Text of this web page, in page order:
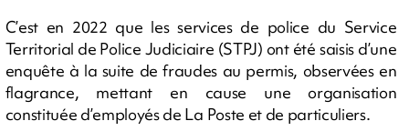
C’est en 2022 que les services de police du Service
Territorial de Police Judiciaire (STPJ) ont été saisis d’une
enquête à la suite de fraudes au permis, observées en
flagrance, mettant en cause une organisation
constituée d’employés de La Poste et de particuliers.